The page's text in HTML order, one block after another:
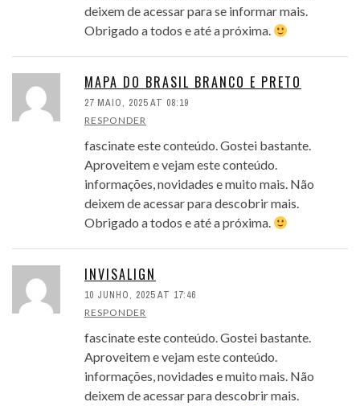
deixem de acessar para se informar mais.
Obrigado a todos e até a próxima.
MAPA DO BRASIL BRANCO E PRETO
27 MAIO, 2025 AT 08:19
RESPONDER
fascinate este conteúdo. Gostei bastante.
Aproveitem e vejam este conteúdo.
informações, novidades e muito mais. Não
deixem de acessar para descobrir mais.
Obrigado a todos e até a próxima.
INVISALIGN
10 JUNHO, 2025 AT 17:46
RESPONDER
fascinate este conteúdo. Gostei bastante.
Aproveitem e vejam este conteúdo.
informações, novidades e muito mais. Não
deixem de acessar para descobrir mais.